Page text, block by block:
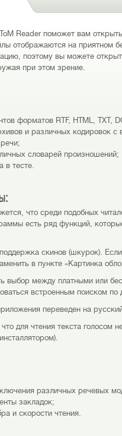
Reader поможет вам
отображаются на приятном
поэтому вы можете
при этом зрение.
форматов RTF, HTML, TXT,
и различных кодировок с
словарей произношений;
в тесте.
что среди подобных
есть ряд функций,
скинов (шкурок).
в пункте «Картинка
выбор между платными или
встроенным поиском по
переведен на
для чтения текста голосом
различных речевых
закладок;
и скорости чтения.